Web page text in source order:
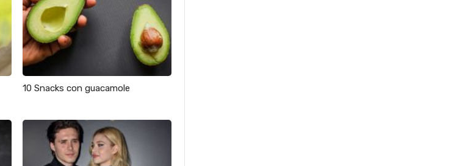
10 Snacks con guacamole